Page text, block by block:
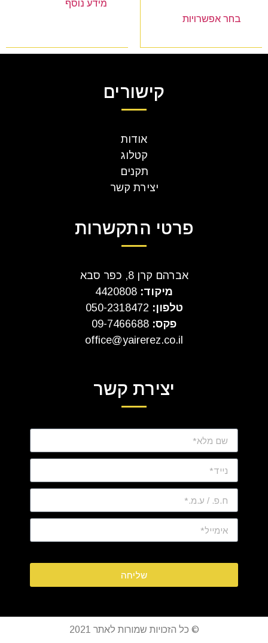
בחר אפשרויות
מידע נוסף
קישורים
אודות
קטלוג
תקנים
יצירת קשר
פרטי התקשרות
אברהם קרן 8, כפר סבא
מיקוד:
טלפון:
פקס: 09-7466688
office@yairerez.co.il
יצירת קשר
שליחה
© כל הזכויות שמורות לאתר 2021